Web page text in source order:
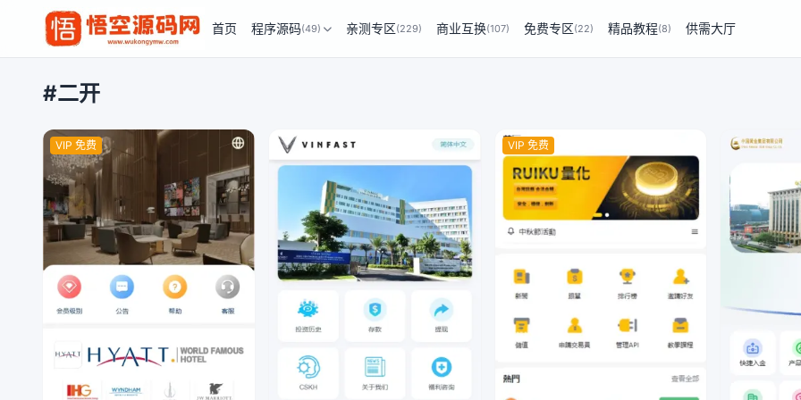
首页 程序源码(49) 亲测专区(229) 商业互换(107) 免费专区(22) 精品教程(8) 供需大厅
#二开
VIP 免费 VIP 免费